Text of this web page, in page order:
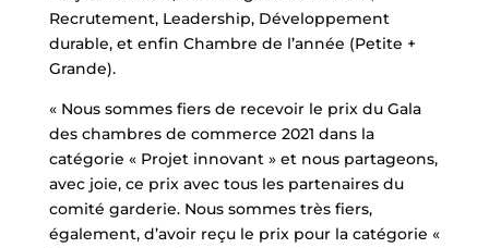
Recrutement, Leadership, Développement
durable, et enfin Chambre de l’année (Petite +
Grande).
« Nous sommes fiers de recevoir le prix du Gala
des chambres de commerce 2021 dans la
catégorie « Projet innovant » et nous partageons,
avec joie, ce prix avec tous les partenaires du
comité garderie. Nous sommes très fiers,
également, d’avoir reçu le prix pour la catégorie «